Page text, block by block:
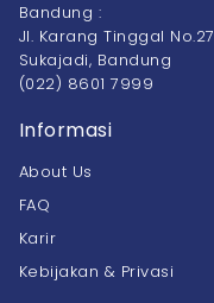
Bandung :
Jl. Karang Tinggal No.27
Sukajadi, Bandung
(022) 8601 7999
Informasi
About Us
FAQ
Karir
Kebijakan & Privasi